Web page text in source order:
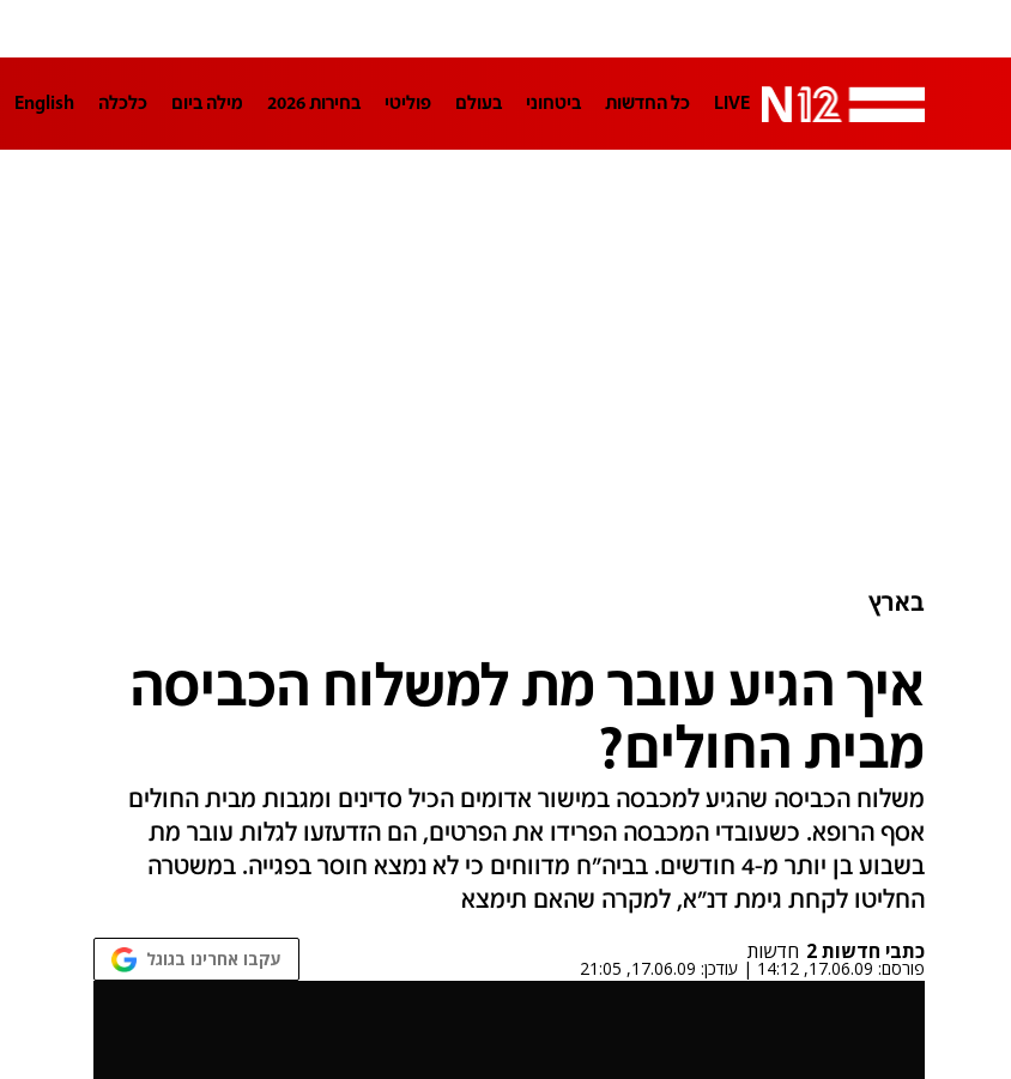
LIVE כל החדשות ביטחוני בעולם פוליטי בחירות 2026 מילה ביום כלכלה English
בארץ
איך הגיע עובר מת למשלוח הכביסה
מבית החולים?
משלוח הכביסה שהגיע למכבסה במישור אדומים הכיל סדינים ומגבות מבית החולים
אסף הרופא. כשעובדי המכבסה הפרידו את הפרטים, הם הזדעזעו לגלות עובר מת
בשבוע בן יותר מ-4 חודשים. בביה"ח מדווחים כי לא נמצא חוסר בפגייה. במשטרה
החליטו לקחת גימת דנ"א, למקרה שהאם תימצא
כתבי חדשות 2 חדשות
פורסם: 17.06.09, 14:12
| עודכן: 17.06.09, 21:05 עקבו אחרינו בגוגל